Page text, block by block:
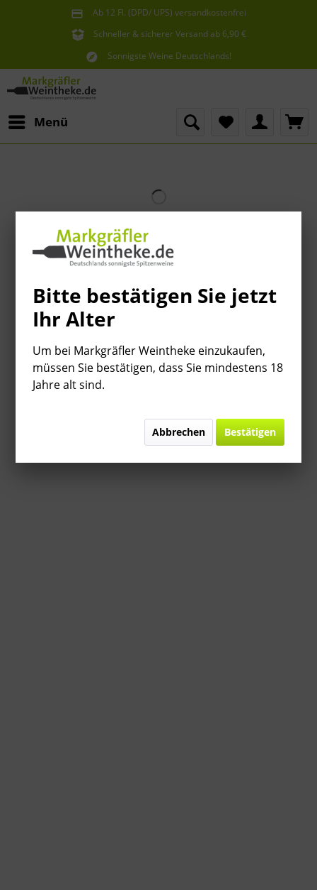
Ab 12 Fl. (DPD/ UPS) versandkostenfrei
innerhalb Deutschlands
Schneller & sicherer Versand ab 6,90 €
Sie erreichen uns unter der Tel: 07621 1685286
Sonnigste Weine Deutschlands!
Menü
Bitte bestätigen Sie jetzt
Ihr Alter
Um bei Markgräfler Weintheke einzukaufen,
müssen Sie bestätigen, dass Sie mindestens 18
Jahre alt sind.
Abbrechen Bestätigen